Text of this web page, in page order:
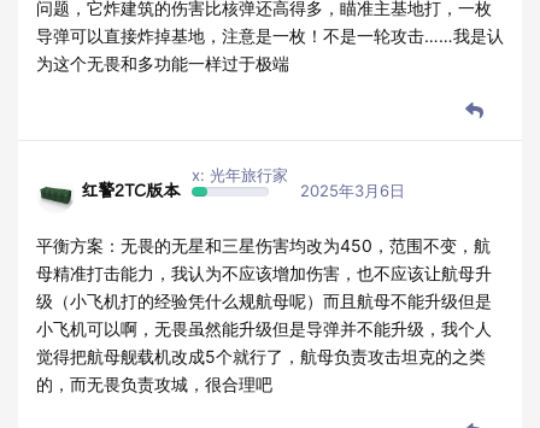
问题，它炸建筑的伤害比核弹还高得多，瞄准主基地打，一枚
导弹可以直接炸掉基地，注意是一枚！不是一轮攻击……我是认
为这个无畏和多功能一样过于极端
红警2TC版本
x: 光年旅行家
2025年3月6日
平衡方案：无畏的无星和三星伤害均改为450，范围不变，航
母精准打击能力，我认为不应该增加伤害，也不应该让航母升
级（小飞机打的经验凭什么规航母呢）而且航母不能升级但是
小飞机可以啊，无畏虽然能升级但是导弹并不能升级，我个人
觉得把航母舰载机改成5个就行了，航母负责攻击坦克的之类
的，而无畏负责攻城，很合理吧